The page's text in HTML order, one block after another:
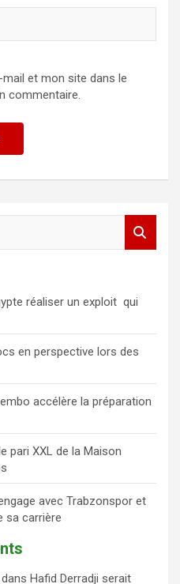
et mon site dans le
commentaire.
réaliser un exploit qui
en perspective lors des
accélère la préparation
pari XXL de la Maison
avec Trabzonspor et
sa carrière
dans Hafid Derradji serait